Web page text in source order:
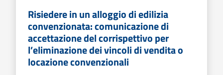
Risiedere in un alloggio di edilizia
convenzionata: comunicazione di
accettazione del corrispettivo per
l’eliminazione dei vincoli di vendita o
locazione convenzionali